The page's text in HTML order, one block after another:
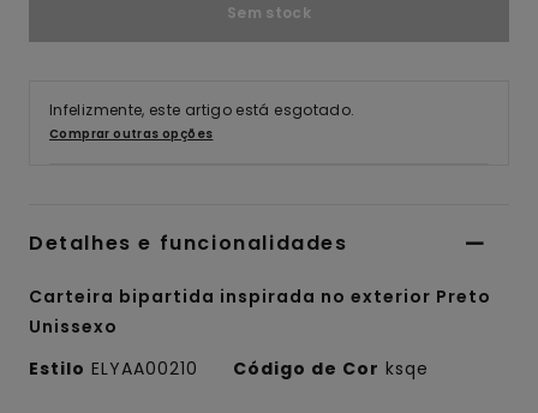
Sem stock
Infelizmente, este artigo está esgotado.
Comprar outras opções
Detalhes e funcionalidades
Carteira bipartida inspirada no exterior Preto
Unissexo
Estilo ELYAA00210 Código de Cor ksqe